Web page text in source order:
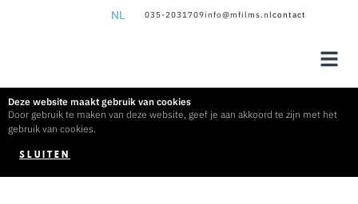
NL 035-2031709info@mfilms.nlcontact
Deze website maakt gebruik van cookies
Door gebruik te maken van deze website, geef je aan akkoord te zijn met het
gebruik van cookies.
SLUITEN